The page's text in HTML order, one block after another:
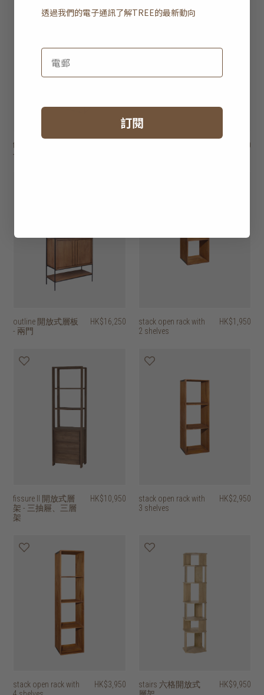
20% off
timba 開放式層架 -
七層架
HK$14,750
outline 開放式層板
- 兩門
HK$16,250
stack open rack with
2 shelves
HK$1,950
fissure II 開放式層
架 - 三抽屜、三層
架
HK$10,950
stack open rack with
3 shelves
HK$2,950
stack open rack with
HK$3,950
stairs 六格開放式
HK$9,950
透過我們的電子通訊了解TREE的最新動向
訂閱